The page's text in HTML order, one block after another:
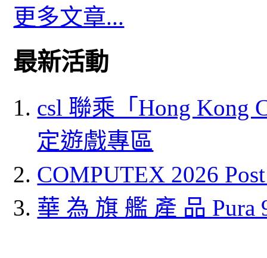
更多文章...
最新活動
csl 聯乘「Hong Kong
定遊戲專區
COMPUTEX 2026
華 為 旗 艦 產 品 Pura